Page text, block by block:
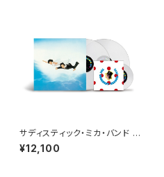
サディスティック・ミカ・バンド -
黒船[100％ Pure LP](2LP重
量盤+7")
¥12,100